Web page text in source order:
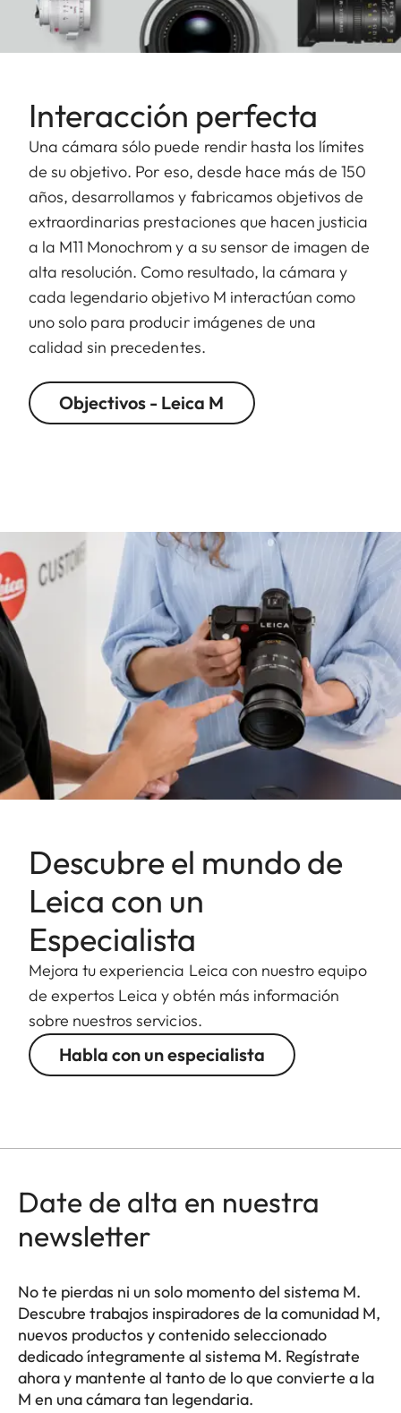
Interacción perfecta
Una cámara sólo puede rendir hasta los límites
de su objetivo. Por eso, desde hace más de 150
años, desarrollamos y fabricamos objetivos de
extraordinarias prestaciones que hacen justicia
a la M11 Monochrom y a su sensor de imagen de
alta resolución. Como resultado, la cámara y
cada legendario objetivo M interactúan como
uno solo para producir imágenes de una
calidad sin precedentes.
Objectivos - Leica M
Descubre el mundo de
Leica con un
Especialista
Mejora tu experiencia Leica con nuestro equipo
de expertos Leica y obtén más información
sobre nuestros servicios.
Habla con un especialista
Date de alta en nuestra
newsletter
No te pierdas ni un solo momento del sistema M.
Descubre trabajos inspiradores de la comunidad M,
nuevos productos y contenido seleccionado
dedicado íntegramente al sistema M. Regístrate
ahora y mantente al tanto de lo que convierte a la
M en una cámara tan legendaria.